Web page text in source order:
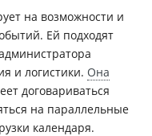
на возможности и
Ей подходят
и логистики. Она
договариваться
на параллельные
календаря.